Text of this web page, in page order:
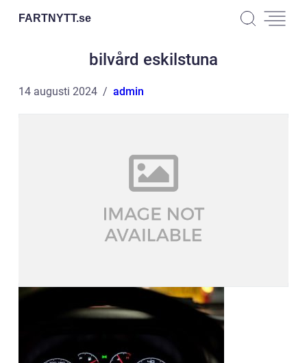
FARTNYTT.se
bilvård eskilstuna
14 augusti 2024 admin